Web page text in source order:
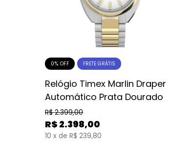
0% OFF FRETE GRÁTIS
Relógio Timex Marlin Draper
Automático Prata Dourado
R$ 2.399,00
R$ 2.398,00
10 x de R$ 239,80